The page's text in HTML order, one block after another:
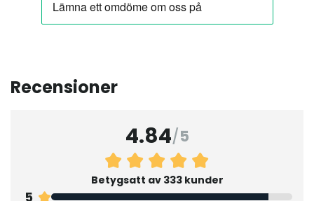
Recensioner
4.84/5
Betygsatt av 333 kunder
5